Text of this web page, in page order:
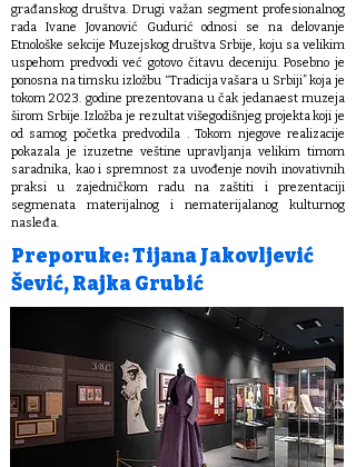
građanskog društva. Drugi važan segment profesionalnog
rada Ivane Jovanović Gudurić odnosi se na delovanje
Etnološke sekcije Muzejskog društva Srbije, koju sa velikim
uspehom predvodi već gotovo čitavu deceniju. Posebno je
ponosna na timsku izložbu “Tradicija vašara u Srbiji” koja je
tokom 2023. godine prezentovana u čak jedanaest muzeja
širom Srbije. Izložba je rezultat višegodišnjeg projekta koji je
od samog početka predvodila . Tokom njegove realizacije
pokazala je izuzetne veštine upravljanja velikim timom
saradnika, kao i spremnost za uvođenje novih inovativnih
praksi u zajedničkom radu na zaštiti i prezentaciji
segmenata materijalnog i nematerijalanog kulturnog
nasleđa.
Preporuke: Tijana Jakovljević
Šević, Rajka Grubić